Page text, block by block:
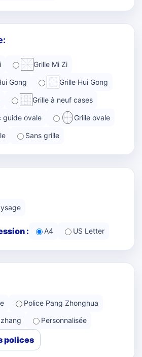
Grille Mi Zi
Gong Grille Hui Gong
Grille à neuf cases
guide ovale Grille ovale
Sans grille
: A4 US Letter
Police Pang Zhonghua
Personnalisée
polices